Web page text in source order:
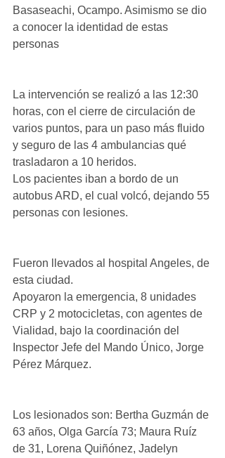
Basaseachi, Ocampo. Asimismo se dio
a conocer la identidad de estas
personas
La intervención se realizó a las 12:30
horas, con el cierre de circulación de
varios puntos, para un paso más fluido
y seguro de las 4 ambulancias qué
trasladaron a 10 heridos.
Los pacientes iban a bordo de un
autobus ARD, el cual volcó, dejando 55
personas con lesiones.
Fueron llevados al hospital Angeles, de
esta ciudad.
Apoyaron la emergencia, 8 unidades
CRP y 2 motocicletas, con agentes de
Vialidad, bajo la coordinación del
Inspector Jefe del Mando Único, Jorge
Pérez Márquez.
Los lesionados son: Bertha Guzmán de
63 años, Olga García 73; Maura Ruíz
de 31, Lorena Quiñónez, Jadelyn